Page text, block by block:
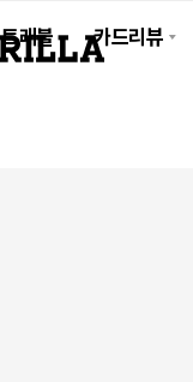
트래블 카드리뷰